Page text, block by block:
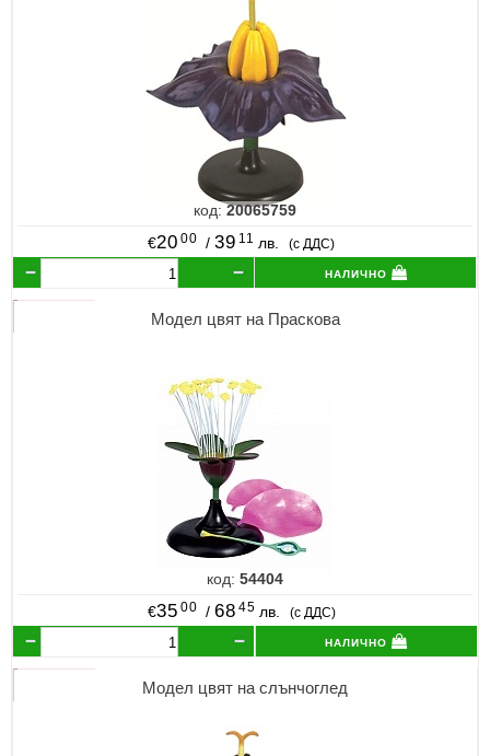
код: 20065759
€20 00 /39 11 лв. (с ДДС)
налично
Модел цвят на Праскова
код: 54404
€35 00 /68 45 лв. (с ДДС)
налично
Модел цвят на слънчоглед